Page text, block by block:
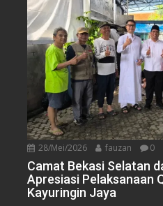
28/Mei/2026 fauzan 0
Camat Bekasi Selatan
Apresiasi Pelaksanaan
Kayuringin Jaya